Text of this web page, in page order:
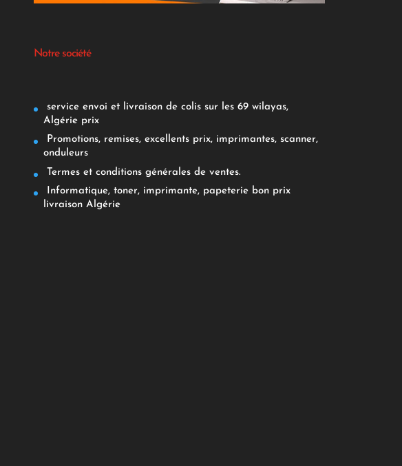
Notre société
service envoi et livraison de colis sur les 69 wilayas,
Algérie prix
Promotions, remises, excellents prix, imprimantes, scanner,
onduleurs
Termes et conditions générales de ventes.
Informatique, toner, imprimante, papeterie bon prix
livraison Algérie